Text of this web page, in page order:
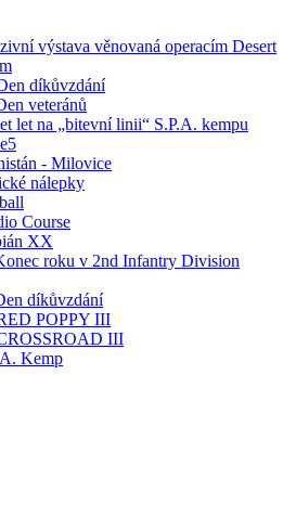
výstava věnovaná operacím Desert
díkůvzdání
veteránů
let na „bitevní linii“ S.P.A. kempu
- Milovice
nálepky
Course
XX
roku v 2nd Infantry Division
díkůvzdání
POPPY III
III
Kemp